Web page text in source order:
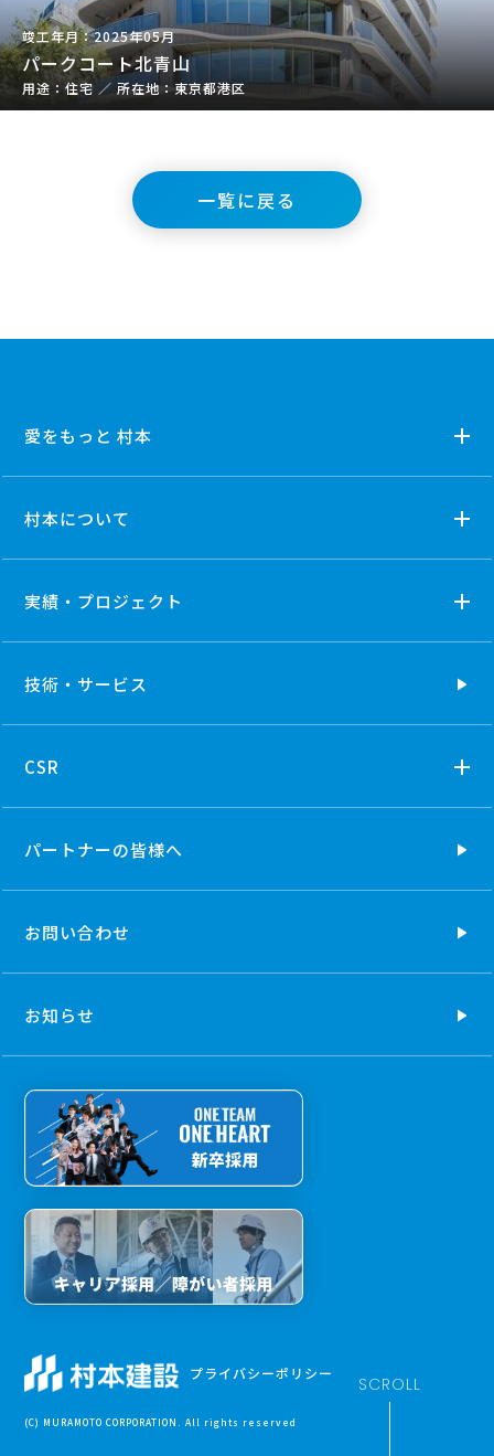
SCROLL
2025年05月
パークコート北青山
住宅 ／ 東京都港区
一覧に戻る
愛をもっと 村本
村本について
実績・プロジェクト
技術・ サービス
CSR
パートナーの皆様へ
お問い合わせ
お知らせ
プライバシーポリシー
(C) MURAMOTO CORPORATION. All rights reserved